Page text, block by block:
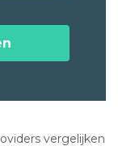
vergelijken